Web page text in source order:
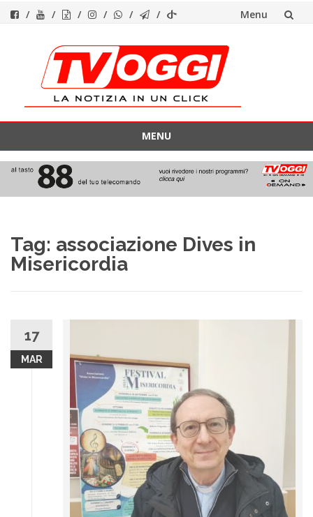
Menu
contenuto
MENU
contenuto
Tag: associazione Dives in
Misericordia
17
MAR